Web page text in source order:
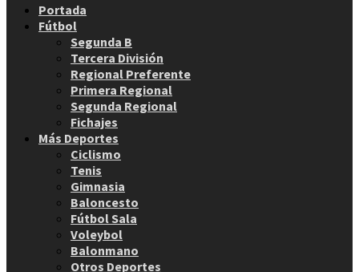
Portada
Fútbol
Segunda B
Tercera División
Regional Preferente
Primera Regional
Segunda Regional
Fichajes
Más Deportes
Ciclismo
Tenis
Gimnasia
Baloncesto
Fútbol Sala
Voleybol
Balonmano
Otros Deportes